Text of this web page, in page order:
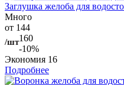
Заглушка желоба для
Много
от 144
/шт160
-10%
Экономия 16
Подробнее